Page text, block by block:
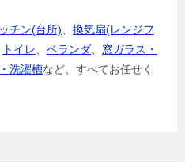
チン(台所)、 換気扇(レンジフ
トイレ、 ベランダ、 窓ガラス・
洗濯槽など、すべてお任せく